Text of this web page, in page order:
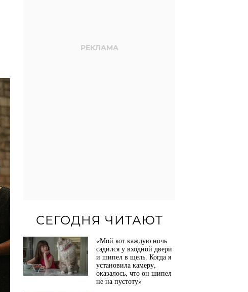
СЕГОДНЯ ЧИТАЮТ
«Мой кот каждую ночь
садился у входной двери
и шипел в щель. Когда я
установила камеру,
оказалось, что он шипел
не на пустоту»